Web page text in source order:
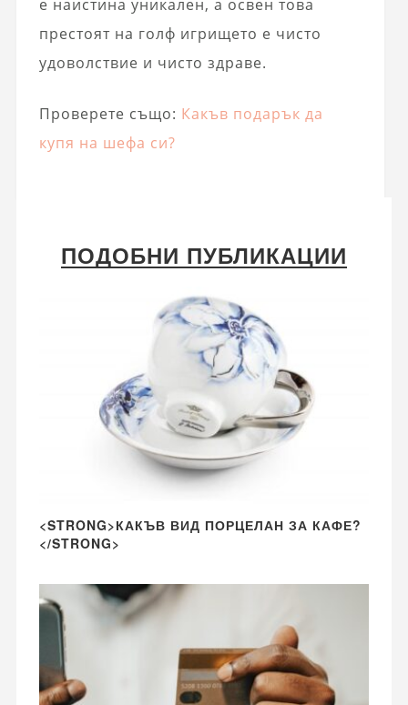
е наистина уникален, а освен това
престоят на голф игрището е чисто
удоволствие и чисто здраве.
Проверете също: Какъв подарък да
купя на шефа си?
ПОДОБНИ ПУБЛИКАЦИИ
<STRONG>КАКЪВ ВИД ПОРЦЕЛАН ЗА КАФЕ?
</STRONG>